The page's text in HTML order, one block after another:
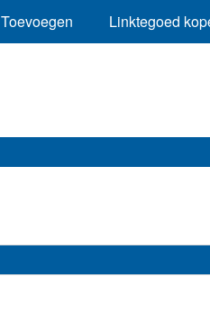
Toevoegen Linktegoed